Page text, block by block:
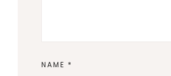
NAME *